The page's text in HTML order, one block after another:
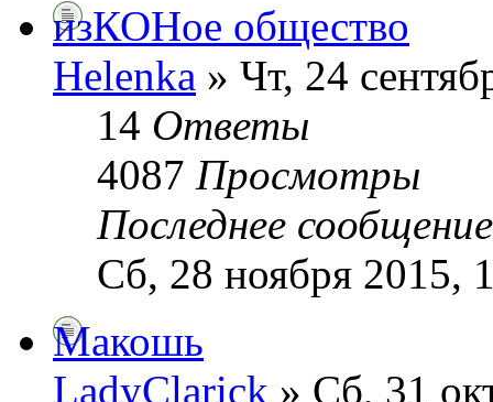
изКОНое общество
Helenka » Чт, 24
14 Ответы
4087 Просмотры
Последнее
Сб, 28 ноября 2015,
Макошь
LadyClarick » Сб, 31